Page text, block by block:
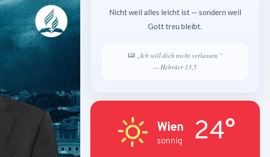
Nicht weil alles leicht ist — sondern weil
Gott treu bleibt.
„Ich will dich nicht verlassen.“
— Hebräer 13,5
Wien
sonnig 24°